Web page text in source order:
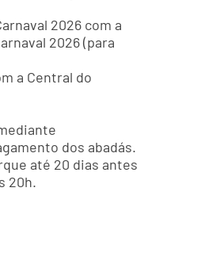
2026 com a
2026 (para
a Central do
dos abadás.
até 20 dias antes
20h.